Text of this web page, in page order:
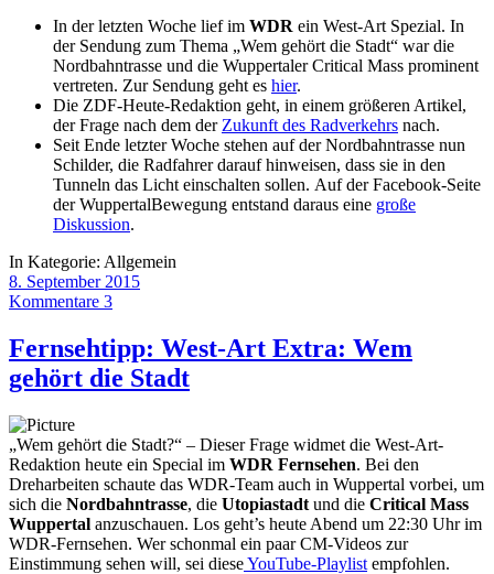
In der letzten Woche lief im WDR ein West-Art Spezial. In
der Sendung zum Thema „Wem gehört die Stadt“ war die
Nordbahntrasse und die Wuppertaler Critical Mass prominent
vertreten. Zur Sendung geht es hier.
Die ZDF-Heute-Redaktion geht, in einem größeren Artikel,
der Frage nach dem der Zukunft des Radverkehrs nach.
Seit Ende letzter Woche stehen auf der Nordbahntrasse nun
Schilder, die Radfahrer darauf hinweisen, dass sie in den
Tunneln das Licht einschalten sollen. Auf der Facebook-Seite
der WuppertalBewegung entstand daraus eine große
Diskussion.
In Kategorie: Allgemein
8. September 2015
Kommentare 3
Fernsehtipp: West-Art Extra: Wem
gehört die Stadt
„Wem gehört die Stadt?“ – Dieser Frage widmet die West-Art-
Redaktion heute ein Special im WDR Fernsehen. Bei den
Dreharbeiten schaute das WDR-Team auch in Wuppertal vorbei, um
sich die Nordbahntrasse, die Utopiastadt und die Critical Mass
Wuppertal anzuschauen. Los geht’s heute Abend um 22:30 Uhr im
WDR-Fernsehen. Wer schonmal ein paar CM-Videos zur
Einstimmung sehen will, sei dieseYouTube-Playlist empfohlen.